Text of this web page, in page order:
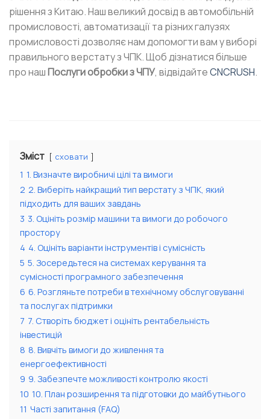
рішення з Китаю. Наш великий досвід в автомобільній
промисловості, автоматизації та різних галузях
промисловості дозволяє нам допомогти вам у виборі
правильного верстату з ЧПК. Щоб дізнатися більше
про нашПослуги обробки з ЧПУ, відвідайтеCNCRUSH.
Зміст сховати
1 1. Визначте виробничі цілі та вимоги
2 2. Виберіть найкращий тип верстату з ЧПК, який
підходить для ваших завдань
3 3. Оцініть розмір машини та вимоги до робочого
простору
4 4. Оцініть варіанти інструментів і сумісність
5 5. Зосередьтеся на системах керування та
сумісності програмного забезпечення
6 6. Розгляньте потреби в технічному обслуговуванні
та послугах підтримки
7 7. Створіть бюджет і оцініть рентабельність
інвестицій
8 8. Вивчіть вимоги до живлення та
енергоефективності
9 9. Забезпечте можливості контролю якості
10 10. План розширення та підготовки до майбутнього
11 Часті запитання (FAQ)